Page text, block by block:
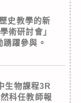
史教學的新
術研討會」
躍參與。
生物課程3R
科任教師報